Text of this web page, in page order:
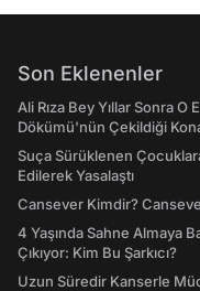
Son Eklenenler
Ali Rıza Bey Yıllar Sonra O
Dökümü'nün Çekildiği
Suça Sürüklenen
Edilerek Yasalaştı
Cansever Kimdir?
4 Yaşında Sahne Almaya
Çıkıyor: Kim Bu Şarkıcı?
Uzun Süredir Kanserle